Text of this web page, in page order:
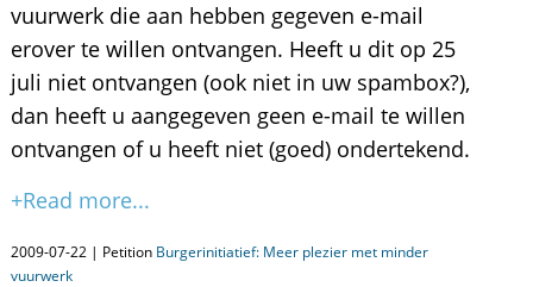
vuurwerk die aan hebben gegeven e-mail
erover te willen ontvangen. Heeft u dit op 25
juli niet ontvangen (ook niet in uw spambox?),
dan heeft u aangegeven geen e-mail te willen
ontvangen of u heeft niet (goed) ondertekend.
+Read more...
2009-07-22 | Petition Burgerinitiatief: Meer plezier met minder
vuurwerk